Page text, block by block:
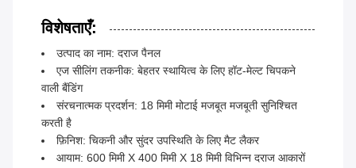
विशेषताएँ:
उत्पाद का नाम: दराज पैनल
एज सीलिंग तकनीक: बेहतर स्थायित्व के लिए हॉट-मेल्ट चिपकने
वाली बैंडिंग
संरचनात्मक प्रदर्शन: 18 मिमी मोटाई मजबूत मजबूती सुनिश्चित
करती है
फ़िनिश: चिकनी और सुंदर उपस्थिति के लिए मैट लैकर
आयाम: 600 मिमी X 400 मिमी X 18 मिमी विभिन्न दराज आकारों